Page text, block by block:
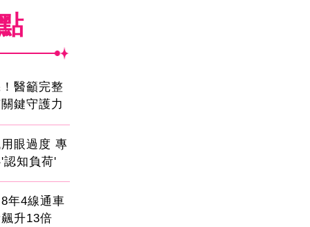
醫籲完整
鍵守護力
眼過度 專
認知負荷'
年4線通車
升13倍